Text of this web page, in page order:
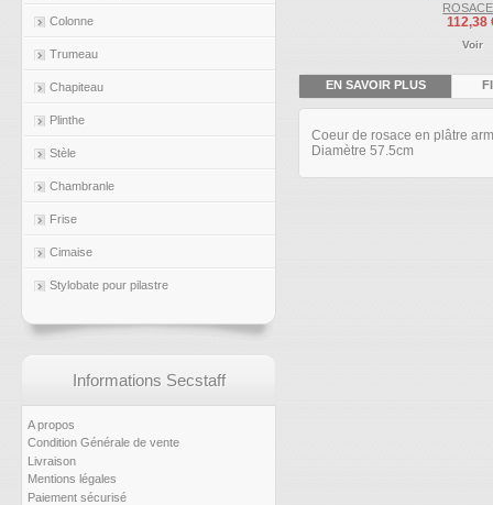
Colonne
Trumeau
Chapiteau
Plinthe
Stèle
Chambranle
Frise
Cimaise
Stylobate pour pilastre
Informations Secstaff
A propos
Condition Générale de vente
Livraison
Mentions légales
Paiement sécurisé
112,38
Voir
EN SAVOIR PLUS
Coeur de rosace en plâtre
Diamètre 57.5cm